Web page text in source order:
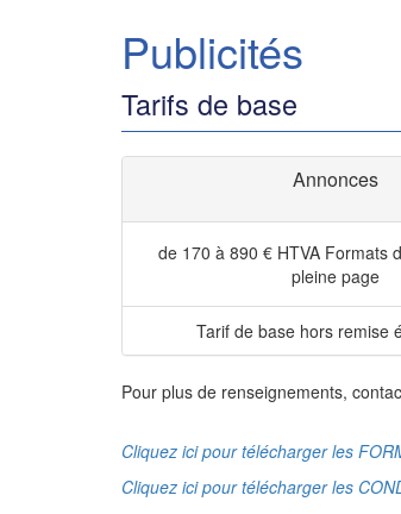
Publicités
Tarifs de base
Annonces
de 170 à 890 € HTVA Formats
pleine page
Tarif de base hors remise
Pour plus de renseignements,
Cliquez ici pour télécharger les
Cliquez ici pour télécharger les